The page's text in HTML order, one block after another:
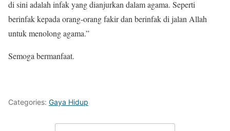
di sini adalah infak yang dianjurkan dalam agama. Seperti
berinfak kepada orang-orang fakir dan berinfak di jalan Allah
untuk menolong agama.”
Semoga bermanfaat.
Categories: Gaya Hidup